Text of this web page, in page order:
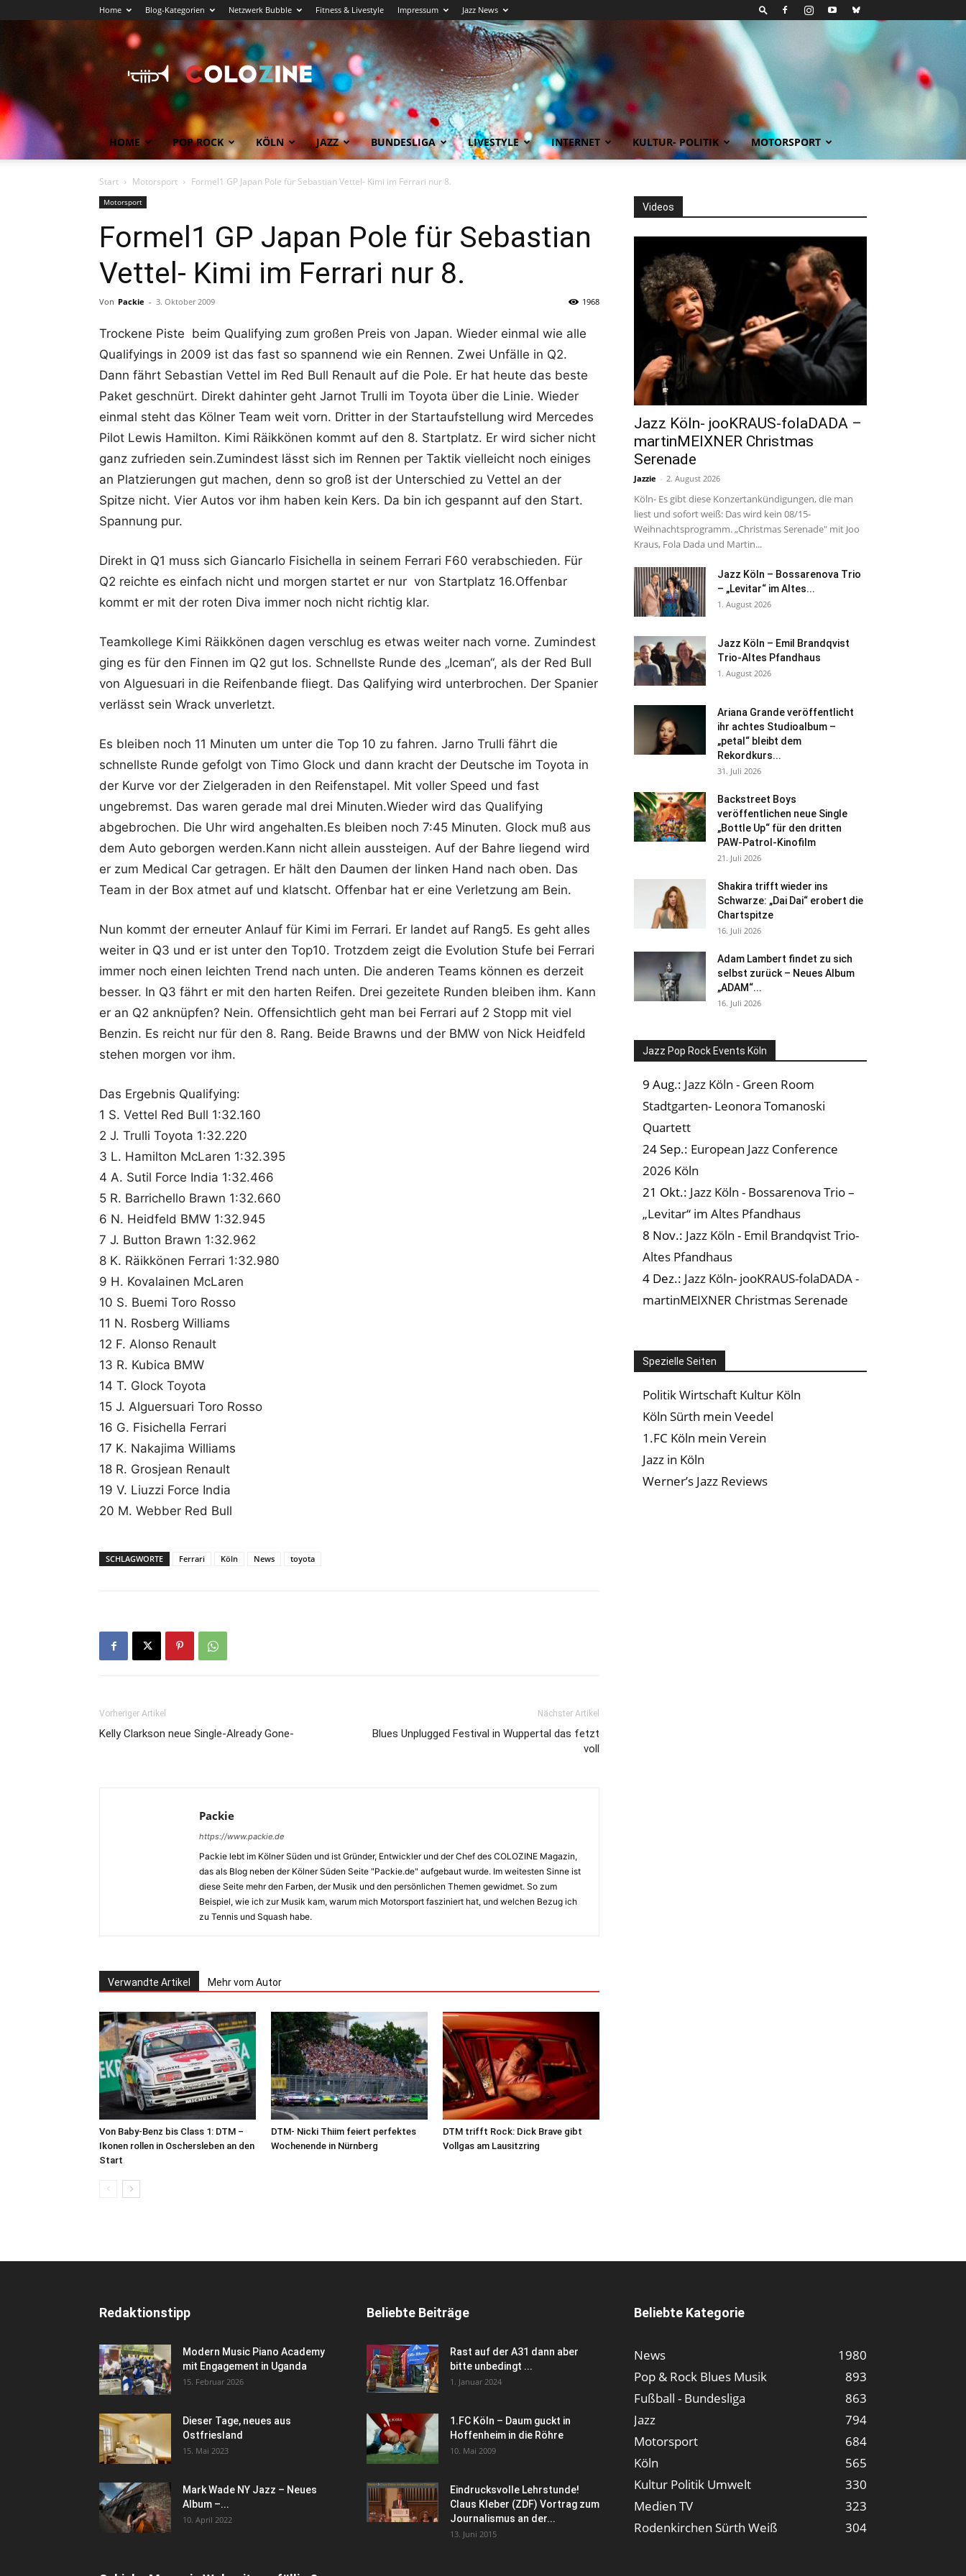
Home Blog-Kategorien Netzwerk Bubble Fitness & Livestyle Impressum Jazz News
Köln
News
COLOZINE
Magazin
HOME POP ROCK KÖLN JAZZ BUNDESLIGA LIVESTYLE INTERNET KULTUR- POLITIK MOTORSPORT
Start Motorsport Formel1 GP Japan Pole für Sebastian Vettel- Kimi im Ferrari nur 8.
Motorsport
Formel1 GP Japan Pole für Sebastian
Vettel- Kimi im Ferrari nur 8.
Von Packie - 3. Oktober 2009 1968
Trockene Piste beim Qualifying zum großen Preis von Japan. Wieder einmal wie alle
Qualifyings in 2009 ist das fast so spannend wie ein Rennen. Zwei Unfälle in Q2.
Dann fährt Sebastian Vettel im Red Bull Renault auf die Pole. Er hat heute das beste
Paket geschnürt. Direkt dahinter geht Jarnot Trulli im Toyota über die Linie. Wieder
einmal steht das Kölner Team weit vorn. Dritter in der Startaufstellung wird Mercedes
Pilot Lewis Hamilton. Kimi Räikkönen kommt auf den 8. Startplatz. Er wird sicher nicht
ganz zufrieden sein.Zumindest lässt sich im Rennen per Taktik vielleicht noch einiges
an Platzierungen gut machen, denn so groß ist der Unterschied zu Vettel an der
Spitze nicht. Vier Autos vor ihm haben kein Kers. Da bin ich gespannt auf den Start.
Spannung pur.
Direkt in Q1 muss sich Giancarlo Fisichella in seinem Ferrari F60 verabschieden. Für
Q2 reichte es einfach nicht und morgen startet er nur von Startplatz 16.Offenbar
kommt er mit der roten Diva immer noch nicht richtig klar.
Teamkollege Kimi Räikkönen dagen verschlug es etwas weiter nach vorne. Zumindest
ging es für den Finnen im Q2 gut los. Schnellste Runde des „Iceman“, als der Red Bull
von Alguesuari in die Reifenbande fliegt. Das Qalifying wird unterbrochen. Der Spanier
verlässt sein Wrack unverletzt.
Es bleiben noch 11 Minuten um unter die Top 10 zu fahren. Jarno Trulli fährt die
schnellste Runde gefolgt von Timo Glock und dann kracht der Deutsche im Toyota in
der Kurve vor der Zielgeraden in den Reifenstapel. Mit voller Speed und fast
ungebremst. Das waren gerade mal drei Minuten.Wieder wird das Qualifying
abgebrochen. Die Uhr wird angehalten.Es bleiben noch 7:45 Minuten. Glock muß aus
dem Auto geborgen werden.Kann nicht allein aussteigen. Auf der Bahre liegend wird
er zum Medical Car getragen. Er hält den Daumen der linken Hand nach oben. Das
Team in der Box atmet auf und klatscht. Offenbar hat er eine Verletzung am Bein.
Nun kommt der erneuter Anlauf für Kimi im Ferrari. Er landet auf Rang5. Es geht alles
weiter in Q3 und er ist unter den Top10. Trotzdem zeigt die Evolution Stufe bei Ferrari
immer noch einen leichten Trend nach unten. Die anderen Teams können es derzeit
besser. In Q3 fährt er mit den harten Reifen. Drei gezeitete Runden bleiben ihm. Kann
er an Q2 anknüpfen? Nein. Offensichtlich geht man bei Ferrari auf 2 Stopp mit viel
Benzin. Es reicht nur für den 8. Rang. Beide Brawns und der BMW von Nick Heidfeld
stehen morgen vor ihm.
Das Ergebnis Qualifying:
1 S. Vettel Red Bull 1:32.160
2 J. Trulli Toyota 1:32.220
3 L. Hamilton McLaren 1:32.395
4 A. Sutil Force India 1:32.466
5 R. Barrichello Brawn 1:32.660
6 N. Heidfeld BMW 1:32.945
7 J. Button Brawn 1:32.962
8 K. Räikkönen Ferrari 1:32.980
9 H. Kovalainen McLaren
10 S. Buemi Toro Rosso
11 N. Rosberg Williams
12 F. Alonso Renault
13 R. Kubica BMW
14 T. Glock Toyota
15 J. Alguersuari Toro Rosso
16 G. Fisichella Ferrari
17 K. Nakajima Williams
18 R. Grosjean Renault
19 V. Liuzzi Force India
20 M. Webber Red Bull
SCHLAGWORTE Ferrari Köln News toyota
Vorheriger Artikel
Kelly Clarkson neue Single-Already Gone-
Nächster Artikel
Blues Unplugged Festival in Wuppertal das fetzt
voll
Packie
https://www.packie.de
Packie lebt im Kölner Süden und ist Gründer, Entwickler und der Chef des COLOZINE Magazin,
das als Blog neben der Kölner Süden Seite "Packie.de" aufgebaut wurde. Im weitesten Sinne ist
diese Seite mehr den Farben, der Musik und den persönlichen Themen gewidmet. So zum
Beispiel, wie ich zur Musik kam, warum mich Motorsport fasziniert hat, und welchen Bezug ich
zu Tennis und Squash habe.
Verwandte Artikel Mehr vom Autor
Von Baby-Benz bis Class 1: DTM –
Ikonen rollen in Oschersleben an den
Start
DTM- Nicki Thiim feiert perfektes
Wochenende in Nürnberg
DTM trifft Rock: Dick Brave gibt
Vollgas am Lausitzring
Videos
Jazz Köln- jooKRAUS-folaDADA –
martinMEIXNER Christmas
Serenade
Jazzie - 2. August 2026
Köln- Es gibt diese Konzertankündigungen, die man
liest und sofort weiß: Das wird kein 08/15-
Weihnachtsprogramm. „Christmas Serenade" mit Joo
Kraus, Fola Dada und Martin...
Jazz Köln – Bossarenova Trio
– „Levitar“ im Altes...
1. August 2026
Jazz Köln – Emil Brandqvist
Trio-Altes Pfandhaus
1. August 2026
Ariana Grande veröffentlicht
ihr achtes Studioalbum –
„petal“ bleibt dem
Rekordkurs...
31. Juli 2026
Backstreet Boys
veröffentlichen neue Single
„Bottle Up“ für den dritten
PAW-Patrol-Kinofilm
21. Juli 2026
Shakira trifft wieder ins
Schwarze: „Dai Dai“ erobert die
Chartspitze
16. Juli 2026
Adam Lambert findet zu sich
selbst zurück – Neues Album
„ADAM“...
16. Juli 2026
Jazz Pop Rock Events Köln
9 Aug.: Jazz Köln - Green Room
Stadtgarten- Leonora Tomanoski
Quartett
24 Sep.: European Jazz Conference
2026 Köln
21 Okt.: Jazz Köln - Bossarenova Trio –
„Levitar“ im Altes Pfandhaus
8 Nov.: Jazz Köln - Emil Brandqvist Trio-
Altes Pfandhaus
4 Dez.: Jazz Köln- jooKRAUS-folaDADA -
martinMEIXNER Christmas Serenade
Spezielle Seiten
Politik Wirtschaft Kultur Köln
Köln Sürth mein Veedel
1.FC Köln mein Verein
Jazz in Köln
Werner’s Jazz Reviews
Redaktionstipp
Modern Music Piano Academy
mit Engagement in Uganda
15. Februar 2026
Dieser Tage, neues aus
Ostfriesland
15. Mai 2023
Mark Wade NY Jazz – Neues
Album –...
10. April 2022
Beliebte Beiträge
Rast auf der A31 dann aber
bitte unbedingt ...
1. Januar 2024
1.FC Köln – Daum guckt in
Hoffenheim in die Röhre
10. Mai 2009
Eindrucksvolle Lehrstunde!
Claus Kleber (ZDF) Vortrag zum
Journalismus an der...
13. Juni 2015
Beliebte Kategorie
News
1980
Pop & Rock Blues Musik
893
Fußball - Bundesliga
863
Jazz
794
Motorsport
684
Köln
565
Kultur Politik Umwelt
330
Medien TV
323
Rodenkirchen Sürth Weiß
304